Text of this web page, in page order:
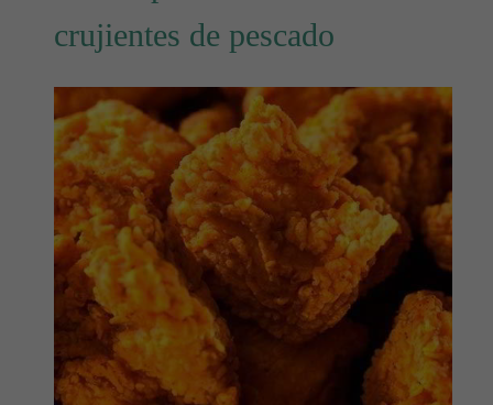
crujientes de pescado